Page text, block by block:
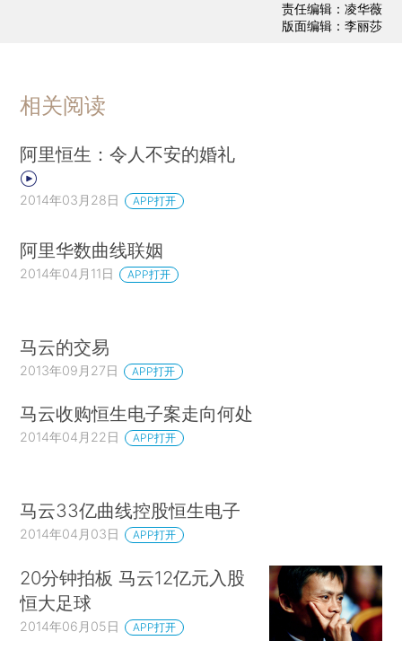
责任编辑：凌华薇
版面编辑：李丽莎
相关阅读
阿里恒生：令人不安的婚礼
2014年03月28日 APP打开
阿里华数曲线联姻
2014年04月11日 APP打开
马云的交易
2013年09月27日 APP打开
马云收购恒生电子案走向何处
2014年04月22日 APP打开
马云33亿曲线控股恒生电子
2014年04月03日 APP打开
20分钟拍板 马云12亿元入股
恒大足球
2014年06月05日 APP打开